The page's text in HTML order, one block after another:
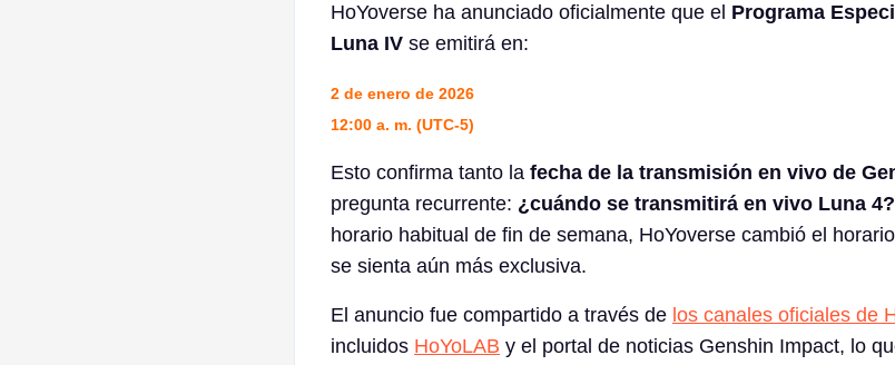
HoYoverse ha anunciado oficialmente que el Programa
Luna IV se emitirá en:
2 de enero de 2026
12:00 a. m. (UTC-5)
Esto confirma tanto la fecha de la transmisión en vivo de
pregunta recurrente: ¿cuándo se transmitirá en vivo Luna 4?
horario habitual de fin de semana, HoYoverse cambió el
se sienta aún más exclusiva.
El anuncio fue compartido a través de los canales oficiales de
incluidos HoYoLAB y el portal de noticias Genshin Impact, lo